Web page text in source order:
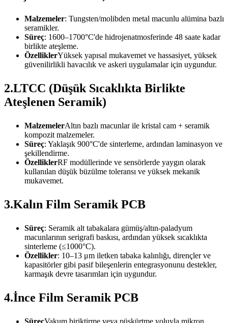
Malzemeler: Tungsten/molibden metal macunlu alümina bazlı
seramikler.
Süreç: 1600–1700°C'de hidrojenatmosferinde 48 saate kadar
birlikte ateşleme.
ÖzelliklerYüksek yapısal mukavemet ve hassasiyet, yüksek
güvenilirlikli havacılık ve askeri uygulamalar için uygundur.
2.LTCC (Düşük Sıcaklıkta Birlikte
Ateşlenen Seramik)
MalzemelerAltın bazlı macunlar ile kristal cam + seramik
kompozit malzemeler.
Süreç: Yaklaşık 900°C'de sinterleme, ardından laminasyon ve
şekillendirme.
ÖzelliklerRF modüllerinde ve sensörlerde yaygın olarak
kullanılan düşük büzülme toleransı ve yüksek mekanik
mukavemet.
3.Kalın Film Seramik PCB
Süreç: Seramik alt tabakalara gümüş/altın-paladyum
macunlarının serigrafi baskısı, ardından yüksek sıcaklıkta
sinterleme (≤1000°C).
Özellikler: 10–13 μm iletken tabaka kalınlığı, dirençler ve
kapasitörler gibi pasif bileşenlerin entegrasyonunu destekler,
karmaşık devre tasarımları için uygundur.
4.İnce Film Seramik PCB
SüreçVakum biriktirme veya püskürtme yoluyla mikron